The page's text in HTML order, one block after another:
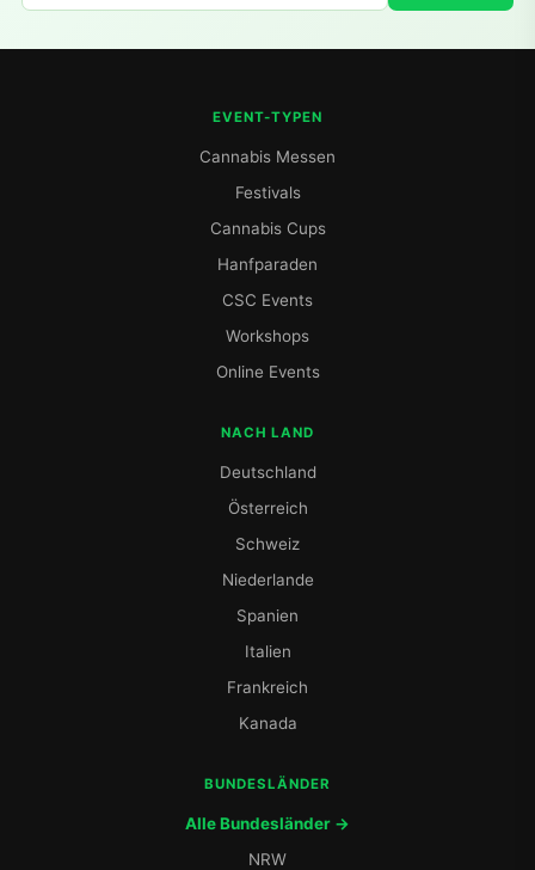
EVENT-TYPEN
Cannabis Messen
Festivals
Cannabis Cups
Hanfparaden
CSC Events
Workshops
Online Events
NACH LAND
Deutschland
Österreich
Schweiz
Niederlande
Spanien
Italien
Frankreich
Kanada
BUNDESLÄNDER
Alle Bundesländer →
NRW